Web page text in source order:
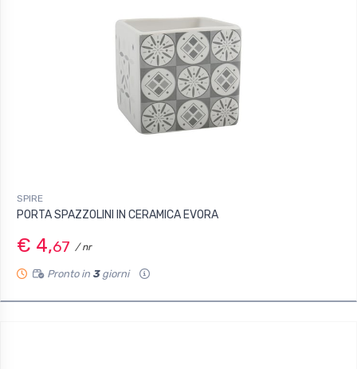
SPIRE
PORTA SPAZZOLINI IN CERAMICA EVORA
€ 4,67 / nr
Pronto in 3giorni